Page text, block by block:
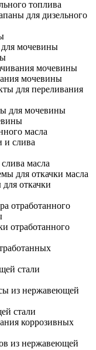
топлива
для дизельного
мочевины
мочевины
мочевины
для переливания
для мочевины
масла
и слива
масла
для откачки масла
откачки
отработанного
отработанного
стали
из нержавеющей
стали
коррозивных
из нержавеющей